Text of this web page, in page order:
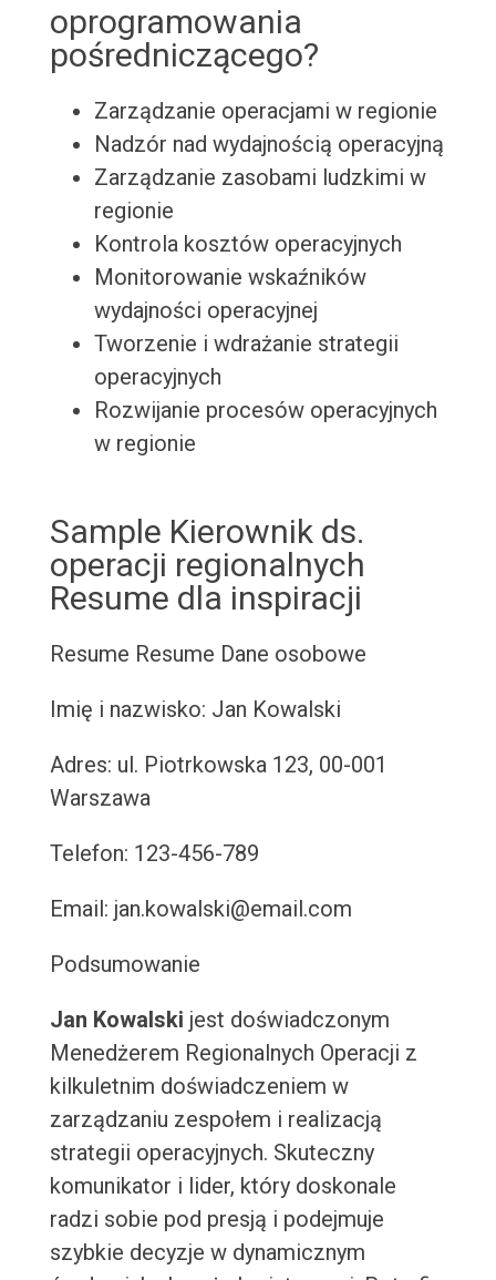
oprogramowania
pośredniczącego?
Zarządzanie operacjami w regionie
Nadzór nad wydajnością operacyjną
Zarządzanie zasobami ludzkimi w
regionie
Kontrola kosztów operacyjnych
Monitorowanie wskaźników
wydajności operacyjnej
Tworzenie i wdrażanie strategii
operacyjnych
Rozwijanie procesów operacyjnych
w regionie
Sample Kierownik ds.
operacji regionalnych
Resume dla inspiracji
Resume Resume Dane osobowe
Imię i nazwisko: Jan Kowalski
Adres: ul. Piotrkowska 123, 00-001
Warszawa
Telefon: 123-456-789
Email: jan.kowalski@email.com
Podsumowanie
Jan Kowalski jest doświadczonym
Menedżerem Regionalnych Operacji z
kilkuletnim doświadczeniem w
zarządzaniu zespołem i realizacją
strategii operacyjnych. Skuteczny
komunikator i lider, który doskonale
radzi sobie pod presją i podejmuje
szybkie decyzje w dynamicznym